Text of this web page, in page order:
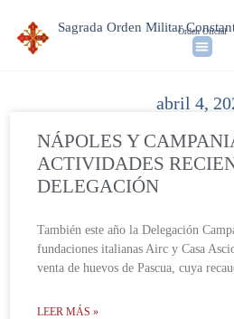
Sagrada Orden MilitarOrden Oficial
abril 4,
NÁPOLES Y
ACTIVIDADES
DELEGACIÓN
También este año la Delegación
fundaciones italianas Airc y Casa
venta de huevos de Pascua, cuya
LEER MÁS »